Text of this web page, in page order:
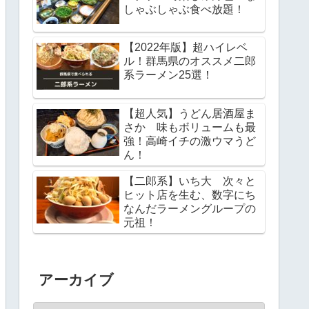
しゃぶしゃぶ食べ放題！
【2022年版】超ハイレベ
ル！群馬県のオススメ二郎
系ラーメン25選！
【超人気】うどん居酒屋ま
さか 味もボリュームも最
強！高崎イチの激ウマうど
ん！
【二郎系】いち大 次々と
ヒット店を生む、数字にち
なんだラーメングループの
元祖！
アーカイブ